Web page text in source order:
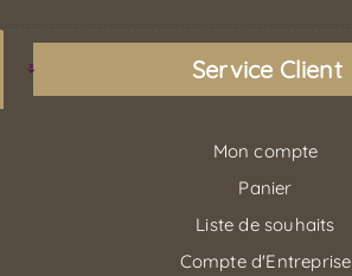
Service Client
Mon compte
Panier
Liste de souhaits
Compte d'Entreprise